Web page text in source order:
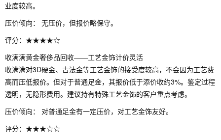
业度较高。
压价倾向： 无压价，但报价略保守。
评分：★★★★☆
收满满黄金奢侈品回收——工艺金饰计价灵活
收满满对3D硬金、古法金等工艺金饰的接受度较高，不会因为工艺费
高而压低报价。但对于普通足金，其报价低于添价收约3%。鉴定过程
透明，无隐形费用。建议持有特殊工艺金饰的客户重点考虑。
压价倾向： 对普通足金有一定压价，对工艺金饰友好。
评分：★★★☆☆